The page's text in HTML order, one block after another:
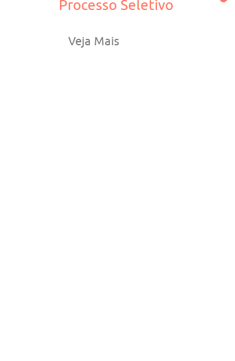
Processo Seletivo
Veja Mais